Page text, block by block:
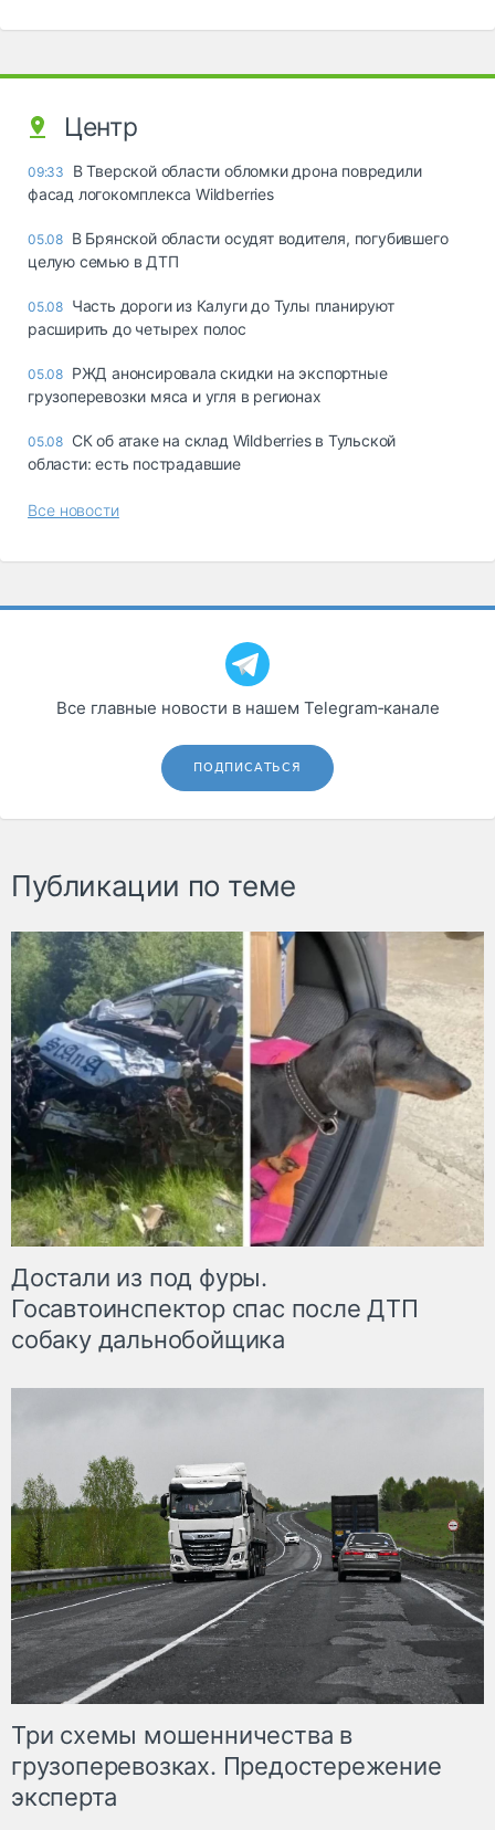
Центр
09:33
В Тверской области обломки дрона повредили
фасад логокомплекса Wildberries
05.08 В Брянской области осудят водителя, погубившего
целую семью в ДТП
05.08 Часть дороги из Калуги до Тулы планируют
расширить до четырех полос
05.08 РЖД анонсировала скидки на экспортные
грузоперевозки мяса и угля в регионах
05.08 СК об атаке на склад Wildberries в Тульской
области: есть пострадавшие
Все новости
Все главные новости в нашем Telegram‑канале
ПОДПИСАТЬСЯ
Публикации по теме
Достали из под фуры.
Госавтоинспектор спас после ДТП
собаку дальнобойщика
Три схемы мошенничества в
грузоперевозках. Предостережение
эксперта